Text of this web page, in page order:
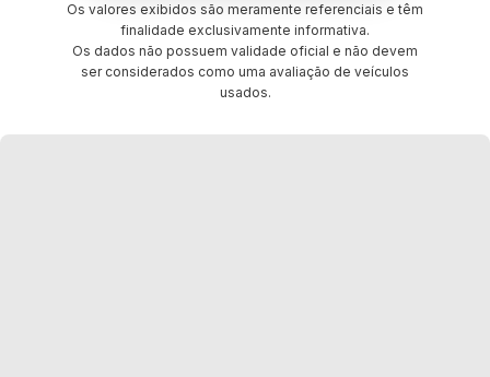
Os valores exibidos são meramente referenciais e têm
finalidade exclusivamente informativa.
Os dados não possuem validade oficial e não devem
ser considerados como uma avaliação de veículos
usados.